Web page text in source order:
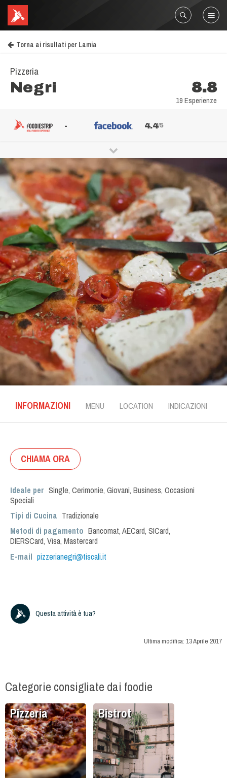
Torna ai risultati per Lamia
Pizzeria
Negri 8.8
19 Esperienze
- 4.4/5
INFORMAZIONI MENU LOCATION INDICAZIONI
CHIAMA ORA
Ideale per Single, Cerimonie, Giovani, Business, Occasioni
Speciali
Tipi di Cucina Tradizionale
Metodi di pagamento Bancomat, AECard, SICard,
DIERSCard, Visa, Mastercard
E-mail pizzerianegri@tiscali.it
Questa attività è tua?
Ultima modifica: 13 Aprile 2017
Categorie consigliate dai foodie
Pizzeria Bistrot